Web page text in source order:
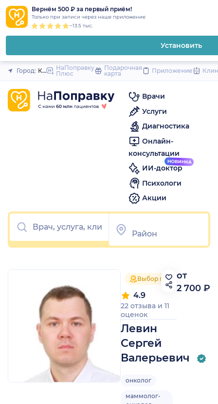
Вернём 500 ₽ за первый приём!
Только при записи через наше приложение
~13.5 тыс.
Установить
Закрыть
Город: КраснодарНаПоправку
Плюс
Подарочная
карта
Приложение
Врачи
Услуги
Диагностика
Онлайн-
консультации
ИИ-доктор
Психологи
Акции
Выбор пациентов 2025
Левин
Сергей
Валерьевич
4.9
22 отзыва и 11
оценок
онколог
маммолог-
от
2 700 ₽